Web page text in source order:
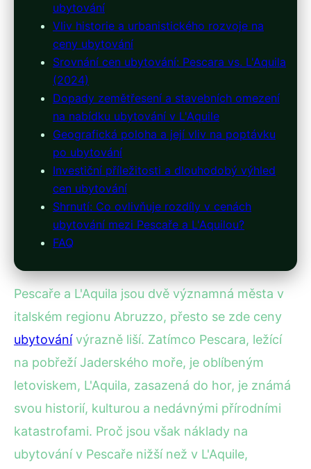
ubytování
Vliv historie a urbanistického rozvoje na
ceny ubytování
Srovnání cen ubytování: Pescara vs. L'Aquila
(2024)
Dopady zemětřesení a stavebních omezení
na nabídku ubytování v L'Aquile
Geografická poloha a její vliv na poptávku
po ubytování
Investiční příležitosti a dlouhodobý výhled
cen ubytování
Shrnutí: Co ovlivňuje rozdíly v cenách
ubytování mezi Pescaře a L'Aquilou?
FAQ
Pescaře a L'Aquila jsou dvě významná města v
italském regionu Abruzzo, přesto se zde ceny
ubytovánívýrazně liší. Zatímco Pescara, ležící
na pobřeží Jaderského moře, je oblíbeným
letoviskem, L'Aquila, zasazená do hor, je známá
svou historií, kulturou a nedávnými přírodními
katastrofami. Proč jsou však náklady na
ubytování v Pescaře nižší než v L'Aquile,